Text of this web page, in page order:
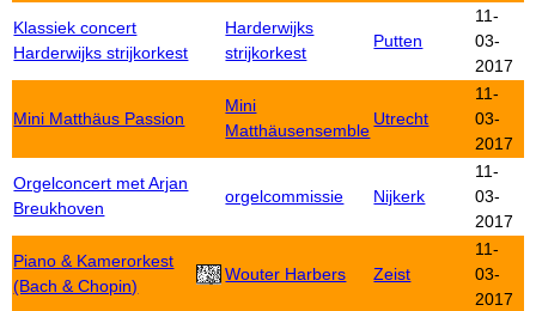
Klassiek concert
Harderwijks strijkorkest
Harderwijks
strijkorkest
Putten
11-
03-
2017
Mini Matthäus Passion
Mini
Matthäusensemble
Utrecht
11-
03-
2017
Orgelconcert met Arjan
Breukhoven
orgelcommissie Nijkerk
11-
03-
2017
Piano & Kamerorkest
(Bach & Chopin)
Wouter Harbers Zeist
11-
03-
2017